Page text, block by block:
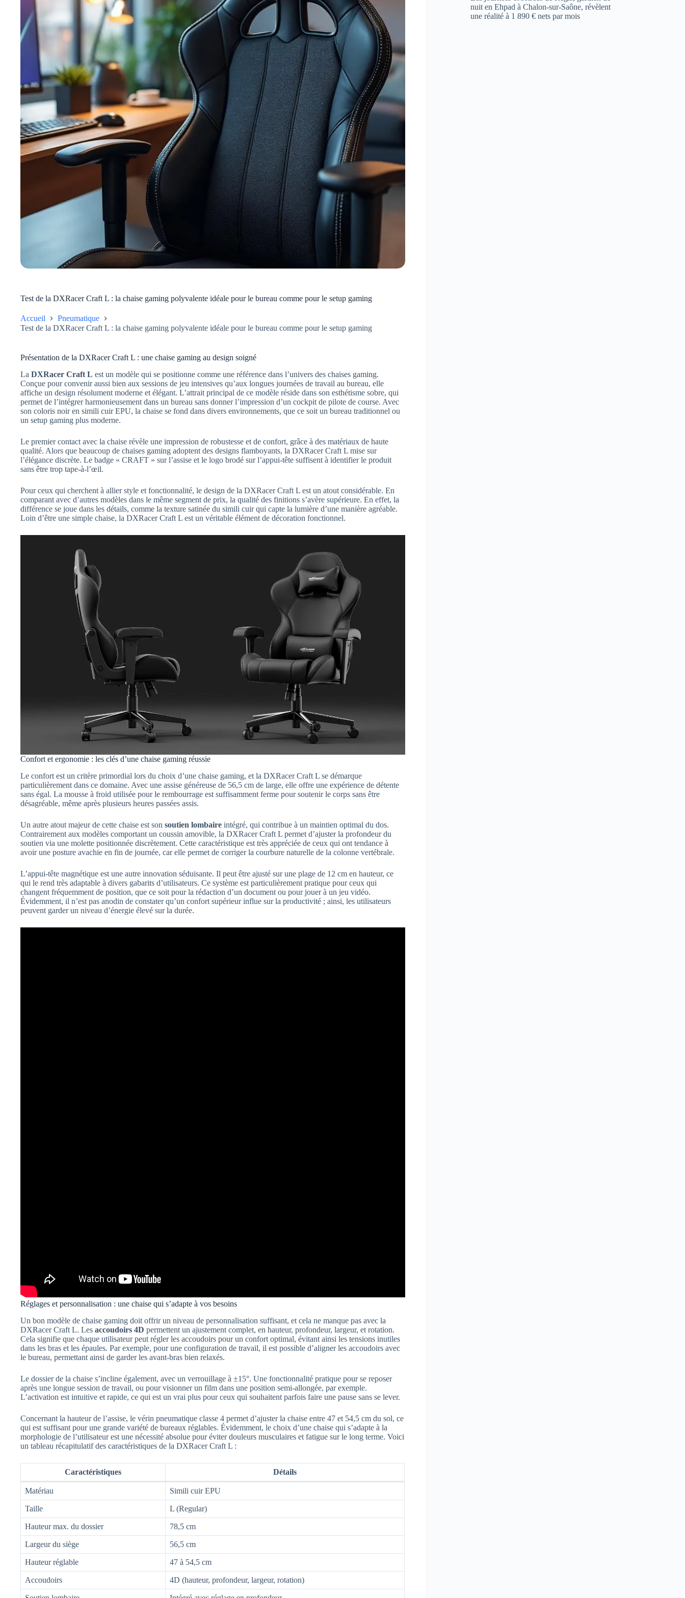
Test de la DXRacer Craft L : la chaise gaming polyvalente idéale pour le bureau comme pour le setup gaming
Accueil
Pneumatique
Test de la DXRacer Craft L : la chaise gaming polyvalente idéale pour le bureau comme pour le setup gaming
Présentation de la DXRacer Craft L : une chaise gaming au design soigné
La DXRacer Craft L est un modèle qui se positionne comme une référence dans l’univers des chaises gaming.
Conçue pour convenir aussi bien aux sessions de jeu intensives qu’aux longues journées de travail au bureau, elle
affiche un design résolument moderne et élégant. L’attrait principal de ce modèle réside dans son esthétisme sobre, qui
permet de l’intégrer harmonieusement dans un bureau sans donner l’impression d’un cockpit de pilote de course. Avec
son coloris noir en simili cuir EPU, la chaise se fond dans divers environnements, que ce soit un bureau traditionnel ou
un setup gaming plus moderne.
Le premier contact avec la chaise révèle une impression de robustesse et de confort, grâce à des matériaux de haute
qualité. Alors que beaucoup de chaises gaming adoptent des designs flamboyants, la DXRacer Craft L mise sur
l’élégance discrète. Le badge « CRAFT » sur l’assise et le logo brodé sur l’appui-tête suffisent à identifier le produit
sans être trop tape-à-l’œil.
Pour ceux qui cherchent à allier style et fonctionnalité, le design de la DXRacer Craft L est un atout considérable. En
comparant avec d’autres modèles dans le même segment de prix, la qualité des finitions s’avère supérieure. En effet, la
différence se joue dans les détails, comme la texture satinée du simili cuir qui capte la lumière d’une manière agréable.
Loin d’être une simple chaise, la DXRacer Craft L est un véritable élément de décoration fonctionnel.
Confort et ergonomie : les clés d’une chaise gaming réussie
Le confort est un critère primordial lors du choix d’une chaise gaming, et la DXRacer Craft L se démarque
particulièrement dans ce domaine. Avec une assise généreuse de 56,5 cm de large, elle offre une expérience de détente
sans égal. La mousse à froid utilisée pour le rembourrage est suffisamment ferme pour soutenir le corps sans être
désagréable, même après plusieurs heures passées assis.
Un autre atout majeur de cette chaise est son soutien lombaire intégré, qui contribue à un maintien optimal du dos.
Contrairement aux modèles comportant un coussin amovible, la DXRacer Craft L permet d’ajuster la profondeur du
soutien via une molette positionnée discrètement. Cette caractéristique est très appréciée de ceux qui ont tendance à
avoir une posture avachie en fin de journée, car elle permet de corriger la courbure naturelle de la colonne vertébrale.
L’appui-tête magnétique est une autre innovation séduisante. Il peut être ajusté sur une plage de 12 cm en hauteur, ce
qui le rend très adaptable à divers gabarits d’utilisateurs. Ce système est particulièrement pratique pour ceux qui
changent fréquemment de position, que ce soit pour la rédaction d’un document ou pour jouer à un jeu vidéo.
Évidemment, il n’est pas anodin de constater qu’un confort supérieur influe sur la productivité ; ainsi, les utilisateurs
peuvent garder un niveau d’énergie élevé sur la durée.
Réglages et personnalisation : une chaise qui s’adapte à vos besoins
Un bon modèle de chaise gaming doit offrir un niveau de personnalisation suffisant, et cela ne manque pas avec la
DXRacer Craft L. Les accoudoirs 4D permettent un ajustement complet, en hauteur, profondeur, largeur, et rotation.
Cela signifie que chaque utilisateur peut régler les accoudoirs pour un confort optimal, évitant ainsi les tensions inutiles
dans les bras et les épaules. Par exemple, pour une configuration de travail, il est possible d’aligner les accoudoirs avec
le bureau, permettant ainsi de garder les avant-bras bien relaxés.
Le dossier de la chaise s’incline également, avec un verrouillage à ±15°. Une fonctionnalité pratique pour se reposer
après une longue session de travail, ou pour visionner un film dans une position semi-allongée, par exemple.
L’activation est intuitive et rapide, ce qui est un vrai plus pour ceux qui souhaitent parfois faire une pause sans se lever.
Concernant la hauteur de l’assise, le vérin pneumatique classe 4 permet d’ajuster la chaise entre 47 et 54,5 cm du sol, ce
qui est suffisant pour une grande variété de bureaux réglables. Évidemment, le choix d’une chaise qui s’adapte à la
morphologie de l’utilisateur est une nécessité absolue pour éviter douleurs musculaires et fatigue sur le long terme. Voici
un tableau récapitulatif des caractéristiques de la DXRacer Craft L :
Caractéristiques Détails
Matériau Simili cuir EPU
Taille L (Regular)
Hauteur max. du dossier 78,5 cm
Largeur du siège 56,5 cm
Hauteur réglable 47 à 54,5 cm
Accoudoirs 4D (hauteur, profondeur, largeur, rotation)
nuit en Ehpad à Chalon-sur-Saône, révèlent
une réalité à 1 890 € nets par mois